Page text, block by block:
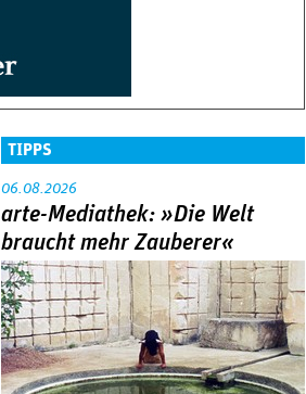
TIPPS
06.08.2026
arte-Mediathek: »Die Welt
braucht mehr Zauberer«